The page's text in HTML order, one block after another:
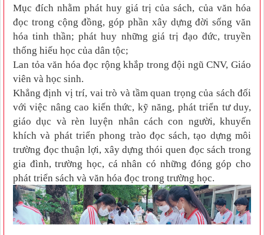
Mục đích nhằm phát huy giá trị của sách, của văn hóa
đọc trong cộng đồng, góp phần xây dựng đời sống văn
hóa tinh thần; phát huy những giá trị đạo đức, truyền
thống hiếu học của dân tộc;
Lan tỏa văn hóa đọc rộng khắp trong đội ngũ CNV, Giáo
viên và học sinh.
Khẳng định vị trí, vai trò và tầm quan trọng của sách đối
với việc nâng cao kiến thức, kỹ năng, phát triển tư duy,
giáo dục và rèn luyện nhân cách con người, khuyến
khích và phát triển phong trào đọc sách, tạo dựng môi
trường đọc thuận lợi, xây dựng thói quen đọc sách trong
gia đình, trường học, cá nhân có những đóng góp cho
phát triển sách và văn hóa đọc trong trường học.